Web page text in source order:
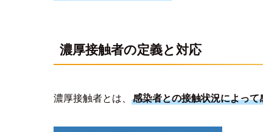
濃厚接触者の定義と対応
濃厚接触者とは、 感染者との接触状況によっ